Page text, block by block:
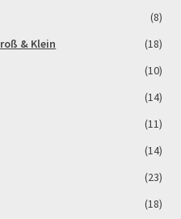
(8)
& Klein
(18)
(10)
(14)
(11)
(14)
(23)
(18)